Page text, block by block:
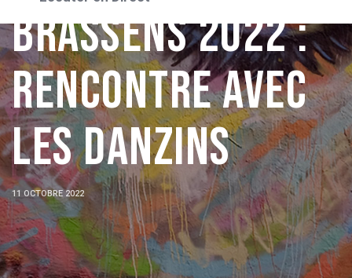
Brassens 2022 :
RENCONTRE avec
Les DANZINS
11 OCTOBRE 2022